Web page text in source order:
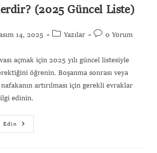
(2025 Güncel Liste)
14, 2025 Yazılar 0 Yorum
açmak için 2025 yılı güncel listesiyle
öğrenin. Boşanma sonrası veya
artırılması için gerekli evraklar
edinin.
Edin